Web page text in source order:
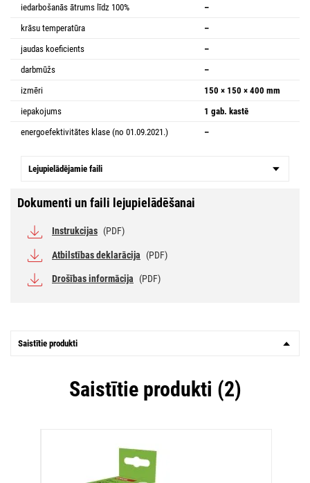
iedarbošanās ātrums līdz 100%
–
krāsu temperatūra
–
jaudas koeficients
–
darbmūžs
–
izmēri
150 × 150 × 400 mm
iepakojums
1 gab. kastē
energoefektivitātes klase (no 01.09.2021.)
–
Lejupielādējamie faili
Dokumenti un faili lejupielādēšanai
Instrukcijas (PDF)
Atbilstības deklarācija (PDF)
Drošības informācija (PDF)
Saistītie produkti
Saistītie produkti (2)